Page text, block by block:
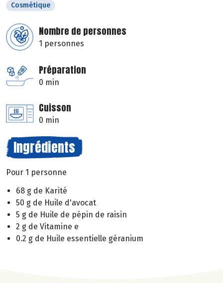
Cosmétique
Nombre de personnes
1 personnes
Préparation
0 min
Cuisson
0 min
Ingrédients
Pour 1 personne
68 g de Karité
50 g de Huile d'avocat
5 g de Huile de pépin de raisin
2 g de Vitamine e
0.2 g de Huile essentielle géranium